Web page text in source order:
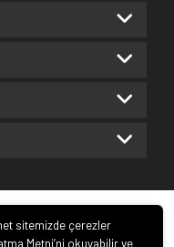
sitemizde çerezler
Metni’ni okuyabilir ve